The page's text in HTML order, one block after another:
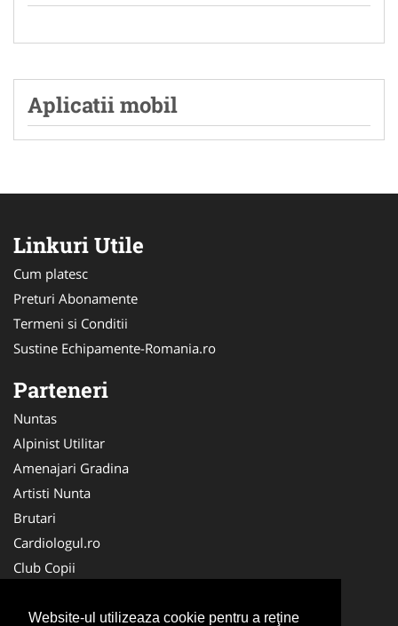
Website-ul utilizeaza cookie pentru a reţine
Aplicatii mobil
Linkuri Utile
Cum platesc
Preturi Abonamente
Termeni si Conditii
Sustine Echipamente-Romania.ro
Parteneri
Nuntas
Alpinist Utilitar
Amenajari Gradina
Artisti Nunta
Brutari
Cardiologul.ro
Club Copii
Ambalaje Romania